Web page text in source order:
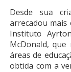
Desde sua
arrecadou mais
Instituto
McDonald, que
áreas de
obtida com a